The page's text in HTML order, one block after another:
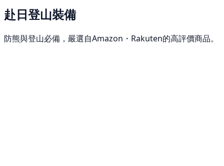
赴日登山裝備
防熊與登山必備，嚴選自Amazon・Rakuten的高評價商品。